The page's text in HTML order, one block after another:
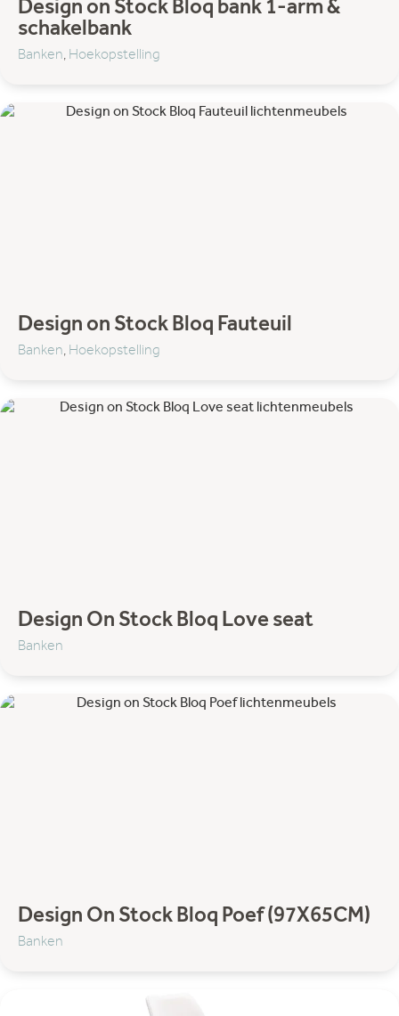
Design on Stock Bloq bank 1-arm &
schakelbank
Banken, Hoekopstelling
Design on Stock Bloq Fauteuil
Banken, Hoekopstelling
Design On Stock Bloq Love seat
Banken
Design On Stock Bloq Poef (97X65CM)
Banken